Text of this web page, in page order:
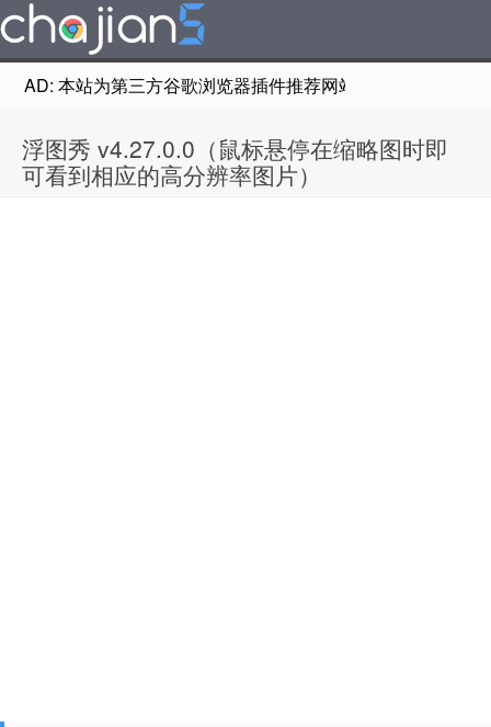
AD: 本站为第三方谷歌浏览器插件推荐网站，非Google
浮图秀 v4.27.0.0（鼠标悬停在缩略图时即
可看到相应的高分辨率图片）